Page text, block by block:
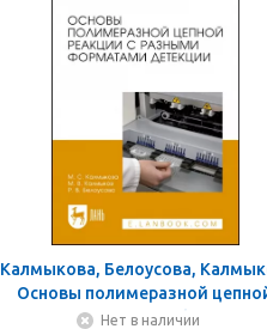
Калмыкова, Белоусова,
Основы полимеразной
реакции с разными форматами
Нет в наличии